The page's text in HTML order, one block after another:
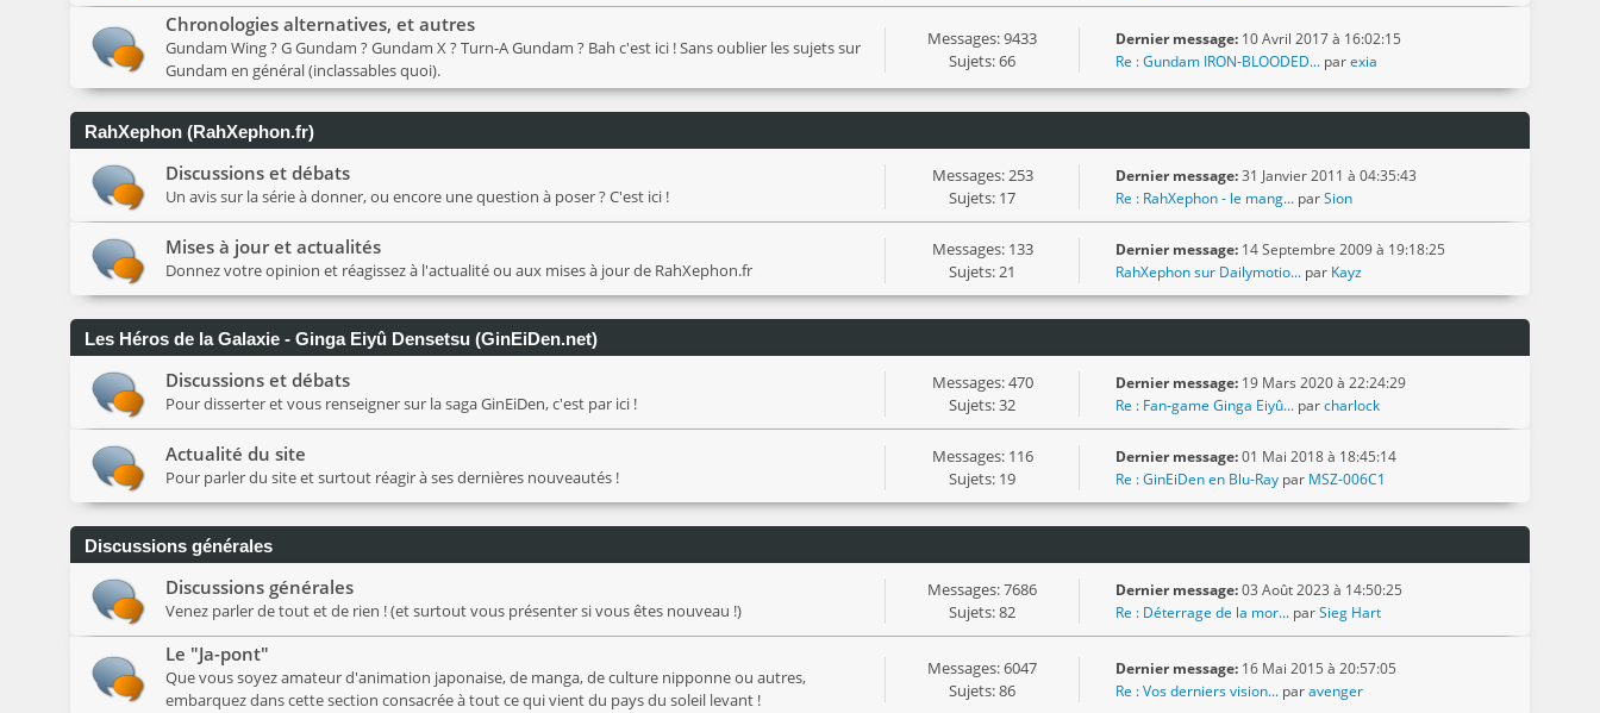
Chronologies alternatives, et autres
Gundam Wing ? G Gundam ? Gundam X ? Turn-A Gundam ? Bah c'est ici ! Sans oublier les sujets sur
Gundam en général (inclassables quoi).
Messages: 9433
Sujets: 66
Dernier message: 10 Avril 2017 à 16:02:15
Re : Gundam IRON-BLOODED... parexia
RahXephon (RahXephon.fr)
Discussions et débats
Un avis sur la série à donner, ou encore une question à poser ? C'est ici !
Messages: 253
Sujets: 17
Dernier message:31 Janvier 2011 à 04:35:43
Re : RahXephon - le mang... parSion
Mises à jour et actualités
Donnez votre opinion et réagissez à l'actualité ou aux mises à jour de RahXephon.fr
Messages: 133
Sujets: 21
Dernier message: 14 Septembre 2009 à 19:18:25
RahXephon sur Dailymotio... par Kayz
Les Héros de la Galaxie - Ginga Eiyû Densetsu (GinEiDen.net)
Discussions et débats
Pour disserter et vous renseigner sur la saga GinEiDen, c'est par ici !
Messages: 470
Sujets: 32
Dernier message: 19 Mars 2020 à 22:24:29
Re : Fan-game Ginga Eiyû... parcharlock
Actualité du site
Pour parler du site et surtout réagir à ses dernières nouveautés !
Messages: 116
Sujets: 19
Dernier message:01 Mai 2018 à 18:45:14
Re : GinEiDen en Blu-Ray par MSZ-006C1
Discussions générales
Discussions générales
Venez parler de tout et de rien ! (et surtout vous présenter si vous êtes nouveau !)
Messages: 7686
Sujets: 82
Dernier message:03 Août 2023 à 14:50:25
Re : Déterrage de la mor... parSieg Hart
Le "Ja-pont"
Que vous soyez amateur d'animation japonaise, de manga, de culture nipponne ou autres,
embarquez dans cette section consacrée à tout ce qui vient du pays du soleil levant !
Messages: 6047
Sujets: 86
Dernier message: 16 Mai 2015 à 20:57:05
Re : Vos derniers vision... paravenger